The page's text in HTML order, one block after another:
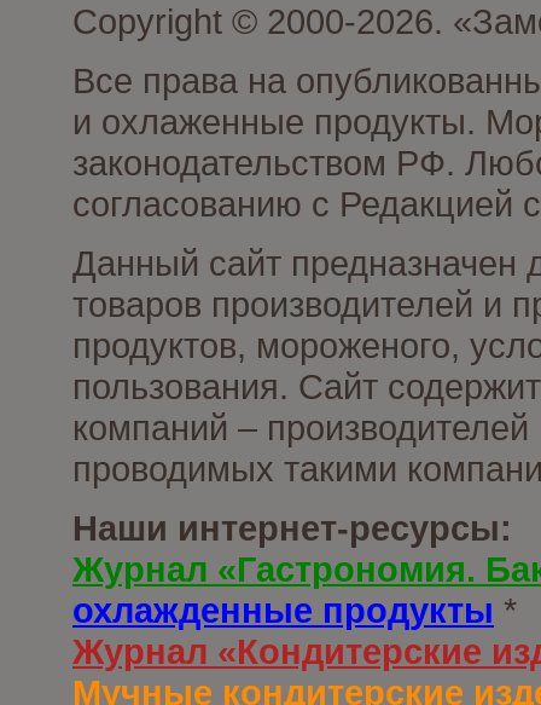
Copyright © 2000-2026.
Все права на
и охлаженные продукты.
законодательством РФ.
согласованию с Редакцией
Данный сайт предназначен
товаров производителей и
продуктов, мороженого,
пользования. Сайт
компаний –
проводимых такими
Наши интернет-ресурсы:
Журнал «Гастрономия.
охлажденные продукты *
Журнал «Кондитерские
Мучные кондитерские